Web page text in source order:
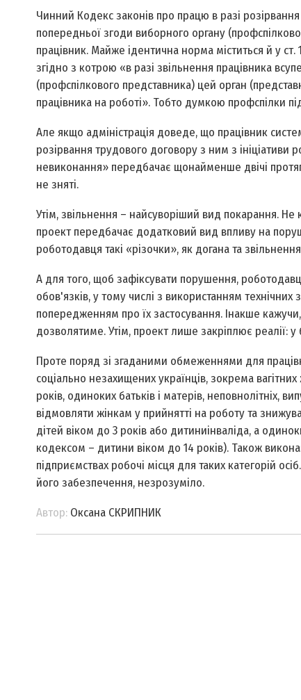
Чинний Кодекс законів про працю в разі
попередньої згоди виборного органу
працівник. Майже ідентична норма міститься й у
згідно з котрою «в разі звільнення працівника
(профспілкового представника) цей орган
працівника на роботі». Тобто думкою профспілки
Але якщо адміністрація доведе, що працівник
розірвання трудового договору з ним з
невиконання» передбачає щонайменше двічі
не зняті.
Утім, звільнення – найсуворіший вид покарання.
проект передбачає додатковий вид впливу на
роботодавця такі «різочки», як догана та
А для того, щоб зафіксувати порушення,
обов'язків, у тому числі з використанням
попередженням про їх застосування. Інакше
дозволятиме. Утім, проект лише закріплює реалії:
Проте поряд зі згаданими обмеженнями для
соціально незахищених українців, зокрема
років, одиноких батьків і матерів, неповнолітніх,
відмовляти жінкам у прийнятті на роботу та
дітей віком до 3 років або дитини­інваліда, а
кодексом – дитини віком до 14 років). Також
підприємствах робочі місця для таких категорій
його забезпечення, незрозуміло.
Автор:Оксана СКРИПНИК